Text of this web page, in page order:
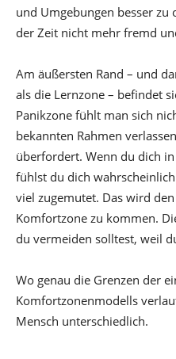
und Umgebungen besser
der Zeit nicht mehr fremd
Am äußersten Rand – und
als die Lernzone – befindet
Panikzone fühlt man sich
bekannten Rahmen
überfordert. Wenn du dich
fühlst du dich
viel zugemutet. Das wird
Komfortzone zu kommen.
du vermeiden solltest, weil
Wo genau die Grenzen der
Komfortzonenmodells
Mensch unterschiedlich.